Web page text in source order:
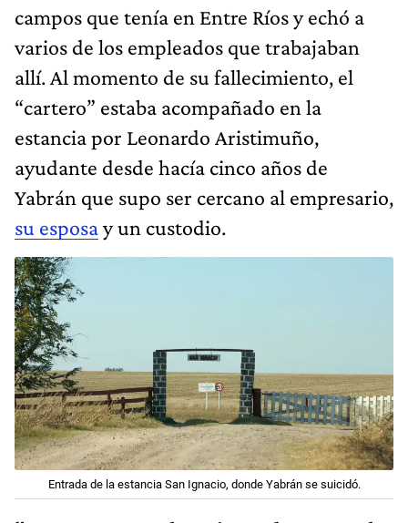
campos que tenía en Entre Ríos y echó a
varios de los empleados que trabajaban
allí. Al momento de su fallecimiento, el
“cartero” estaba acompañado en la
estancia por Leonardo Aristimuño,
ayudante desde hacía cinco años de
Yabrán que supo ser cercano al empresario,
su esposay un custodio.
Entrada de la estancia San Ignacio, donde Yabrán se suicidó.